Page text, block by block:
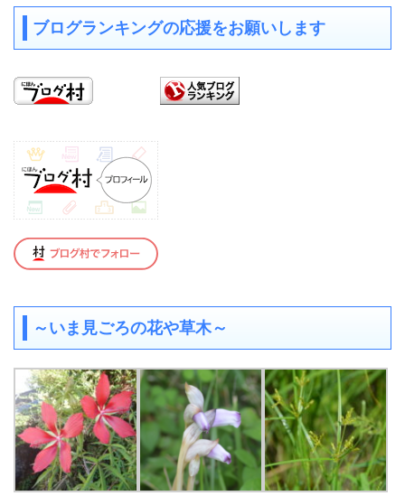
ブログランキングの応援をお願いします
～いま見ごろの花や草木～